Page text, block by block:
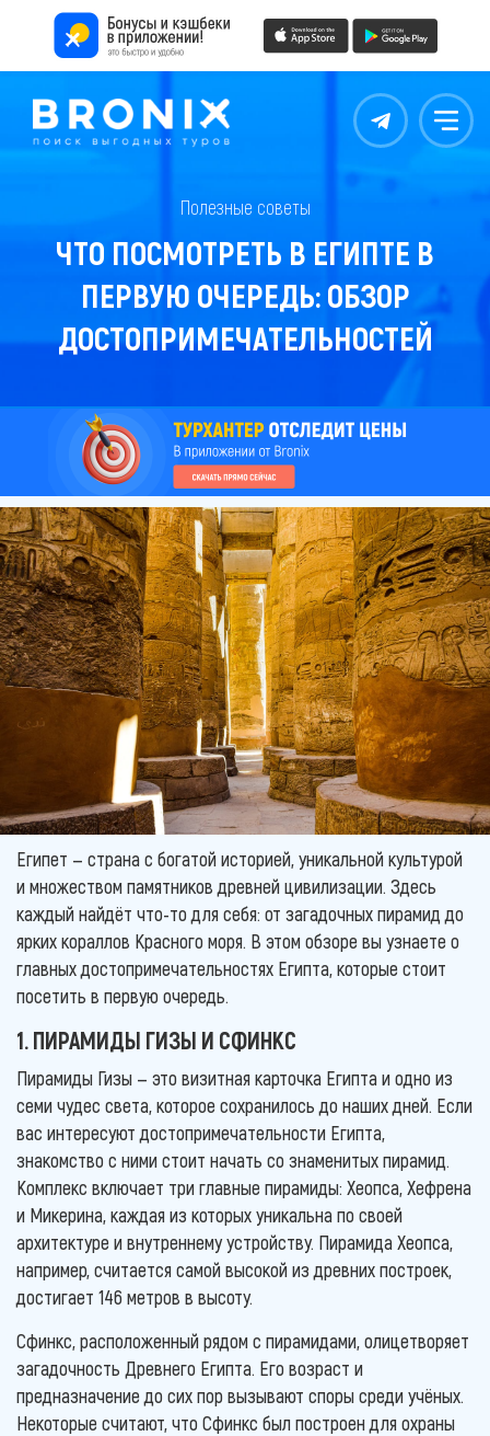
Контакты Меню
Полезные советы
ЧТО ПОСМОТРЕТЬ В ЕГИПТЕ В
ПЕРВУЮ ОЧЕРЕДЬ: ОБЗОР
ДОСТОПРИМЕЧАТЕЛЬНОСТЕЙ
Египет — страна с богатой историей, уникальной культурой
и множеством памятников древней цивилизации. Здесь
каждый найдёт что-то для себя: от загадочных пирамид до
ярких кораллов Красного моря. В этом обзоре вы узнаете о
главных достопримечательностях Египта, которые стоит
посетить в первую очередь.
1. ПИРАМИДЫ ГИЗЫ И СФИНКС
Пирамиды Гизы — это визитная карточка Египта и одно из
семи чудес света, которое сохранилось до наших дней. Если
вас интересуют достопримечательности Египта,
знакомство с ними стоит начать со знаменитых пирамид.
Комплекс включает три главные пирамиды: Хеопса, Хефрена
и Микерина, каждая из которых уникальна по своей
архитектуре и внутреннему устройству. Пирамида Хеопса,
например, считается самой высокой из древних построек,
достигает 146 метров в высоту.
Сфинкс, расположенный рядом с пирамидами, олицетворяет
загадочность Древнего Египта. Его возраст и
предназначение до сих пор вызывают споры среди учёных.
Некоторые считают, что Сфинкс был построен для охраны